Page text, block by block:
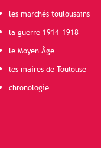
les marchés toulousains
la guerre 1914-1918
le Moyen Âge
les maires de Toulouse
chronologie